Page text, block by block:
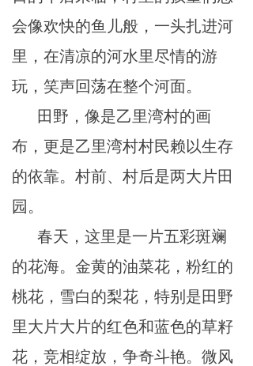
会像欢快的鱼儿般 ，一头扎进河
里 ，在清凉的河水里尽情的游
玩， 笑声回荡在整个河面。
田野 ，像是乙里湾村的画
布，更是乙里湾村村民赖以生存
的依靠。村前、村后是两大片田
园。
春天，这里是一片五彩斑斓
的花海。金黄的油菜花， 粉红的
桃花，雪白的梨花， 特别是田野
里大片大片的红色和蓝色的草籽
花， 竞相绽放，争奇斗艳。微风